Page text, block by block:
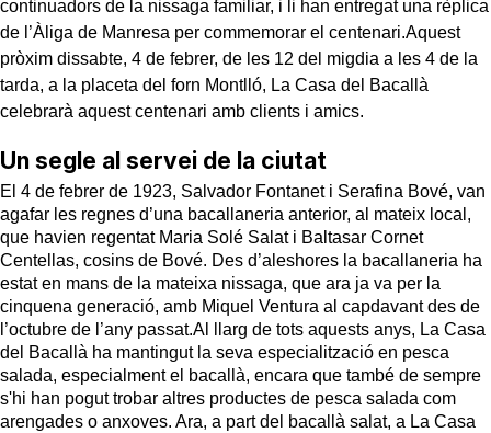
continuadors de la nissaga familiar, i li han entregat una rèplica
de l’Àliga de Manresa per commemorar el centenari.Aquest
pròxim dissabte, 4 de febrer, de les 12 del migdia a les 4 de la
tarda, a la placeta del forn Montlló, La Casa del Bacallà
celebrarà aquest centenari amb clients i amics.
Un segle al servei de la ciutat
El 4 de febrer de 1923, Salvador Fontanet i Serafina Bové, van
agafar les regnes d’una bacallaneria anterior, al mateix local,
que havien regentat Maria Solé Salat i Baltasar Cornet
Centellas, cosins de Bové. Des d’aleshores la bacallaneria ha
estat en mans de la mateixa nissaga, que ara ja va per la
cinquena generació, amb Miquel Ventura al capdavant des de
l’octubre de l’any passat.Al llarg de tots aquests anys, La Casa
del Bacallà ha mantingut la seva especialització en pesca
salada, especialment el bacallà, encara que també de sempre
s'hi han pogut trobar altres productes de pesca salada com
arengades o anxoves. Ara, a part del bacallà salat, a La Casa